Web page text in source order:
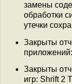
замены
обработки
утечки
Закрыты
Закрыты
игр: Shrift 2